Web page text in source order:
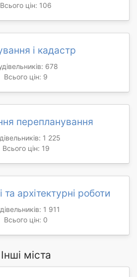
Всього цін: 106
і кадастр
678
Всього цін: 9
перепланування
1 225
Всього цін: 19
та архітектурні роботи
1 911
Всього цін: 0
Інші міста